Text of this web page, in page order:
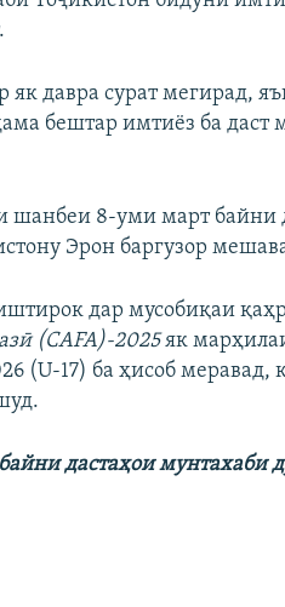
давра сурат мегирад,
бештар имтиёз ба даст
шанбеи 8-уми март байни
Эрон баргузор
дар мусобиқаи
(CAFA)-2025 як
(U-17) ба ҳисоб меравад,
дастаҳои мунтахаби